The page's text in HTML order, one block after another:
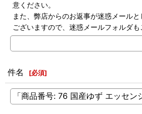
意ください。
また、弊店からのお返事が迷惑メール
ございますので、迷惑メールフォルダも
件名 [必須]